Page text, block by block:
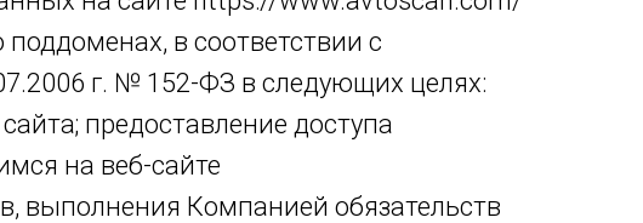
в соответствии с
г. № 152-ФЗ в следующих целях:
предоставление доступа
на веб-сайте
выполнения Компанией обязательств